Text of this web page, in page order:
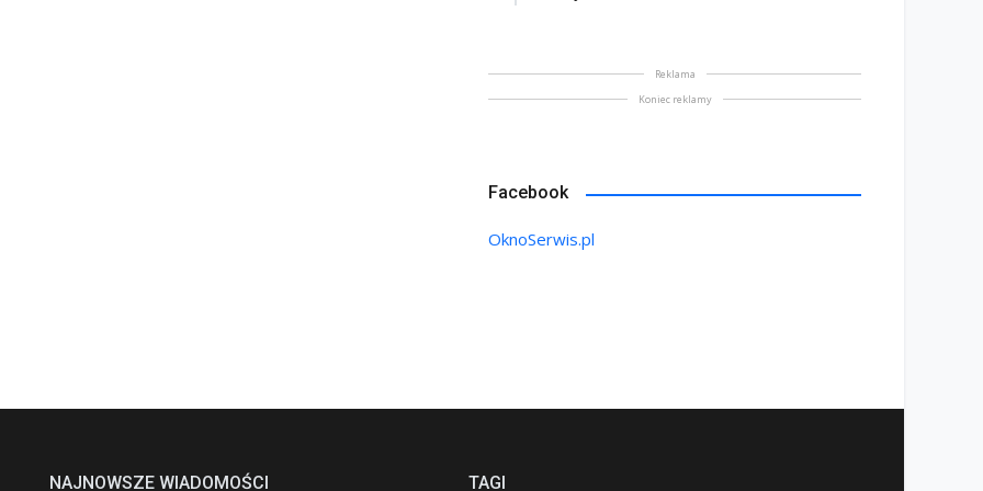
Reklama
Koniec reklamy
Facebook
OknoSerwis.pl
NAJNOWSZE WIADOMOŚCI TAGI